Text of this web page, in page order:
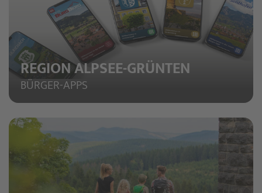
REGION ALPSEE-GRÜNTEN
BÜRGER-APPS